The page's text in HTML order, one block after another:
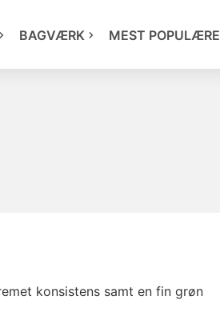
BAGVÆRK MEST POPULÆRE
konsistens samt en fin grøn